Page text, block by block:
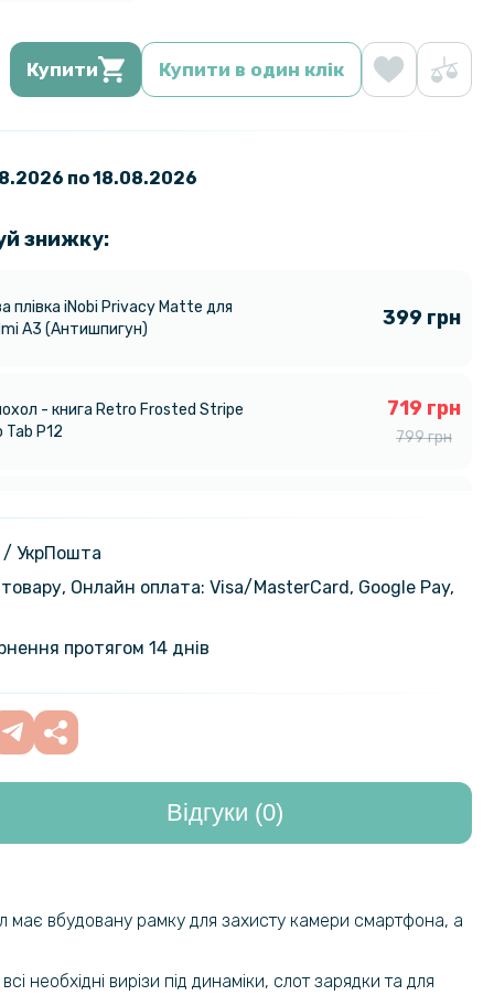
Купити Купити в один клік
по 18.08.2026
знижку:
плівка iNobi Privacy Matte для
A3​ (Антишпигун)
399 грн
- книга Retro Frosted Stripe
Tab P12
719 грн
799 грн
плівка iNobi Matte для Xiaomi
задню панель, Матова
Simeitu SMTT для Xiaomi
Transparent
- накладка CODE Tactile
для Xiaomi Redmi A3 / A3x
289 грн
Privacy Full Screen для Xiaomi
152 грн
УкрПошта
Онлайн оплата: Visa/MasterСard, Google Pay,
протягом 14 днів
Відгуки (0)
має вбудовану рамку для захисту камери смартфона, а
необхідні вирізи під динаміки, слот зарядки та для